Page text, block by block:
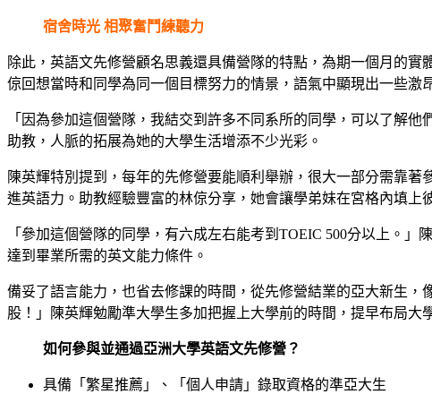
宿舍時光 相聚奮鬥練聽力
除此，英語文先修營顧名思義還具備營隊的特點，為期一個月的
倞回想當時和同學為同一個目標努力的情景，語氣中顯現出一些激
「因為參加這個營隊，我結交到許多不同系所的同學，可以了解
助教，人脈的拓展為她的大學生活增添不少光彩。
陳英輝特別提到，每年的先修營要能順利舉辦，很大一部分需靠
進英語力。助教經驗豐富的林倞分享，她會讓學弟妹在宮格內填
「參加這個營隊的同學，有六成左右能考到TOEIC 500分以上。
達到畢業所需的英文能力條件。
備妥了語言能力，也省去修課的時間，從先修營結業的亞大新生
股！」陳英輝勉勵準大學生多加把握上大學前的時間，提早布局大
如何參與並通過亞洲大學英語文先修營？
具備「繁星推薦」、「個人申請」錄取資格的準亞大生